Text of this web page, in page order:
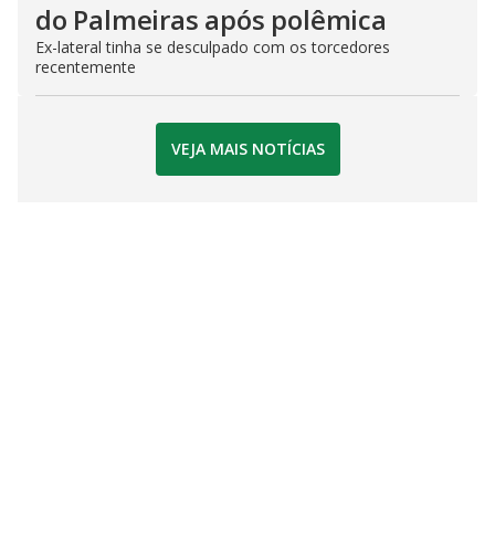
do Palmeiras após polêmica
Ex-lateral tinha se desculpado com os torcedores
recentemente
VEJA MAIS NOTÍCIAS